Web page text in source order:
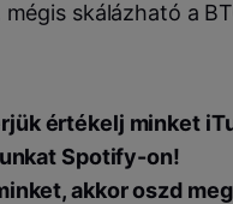
skálázható a
értékelj minket
Spotify-on!
akkor oszd